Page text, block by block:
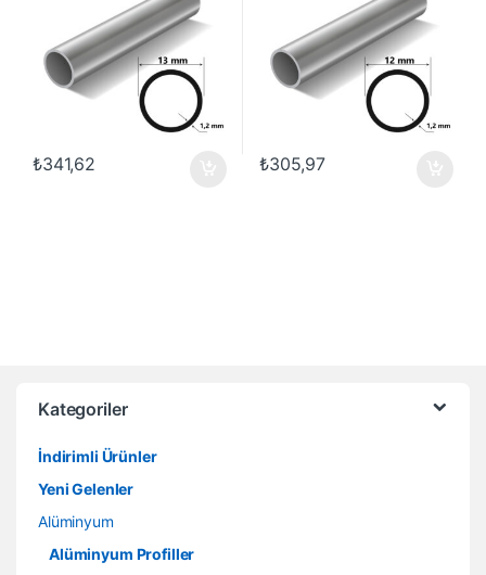
₺341,62 ₺305,97
Kategoriler
İndirimli Ürünler
Yeni Gelenler
Alüminyum
Alüminyum Profiller